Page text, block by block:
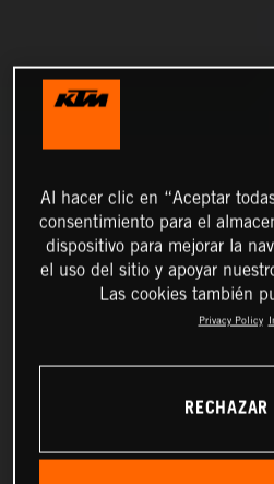
Al hacer clic en “Aceptar
consentimiento para el
dispositivo para mejorar la
el uso del sitio y apoyar
Las cookies también
Privacy Policy